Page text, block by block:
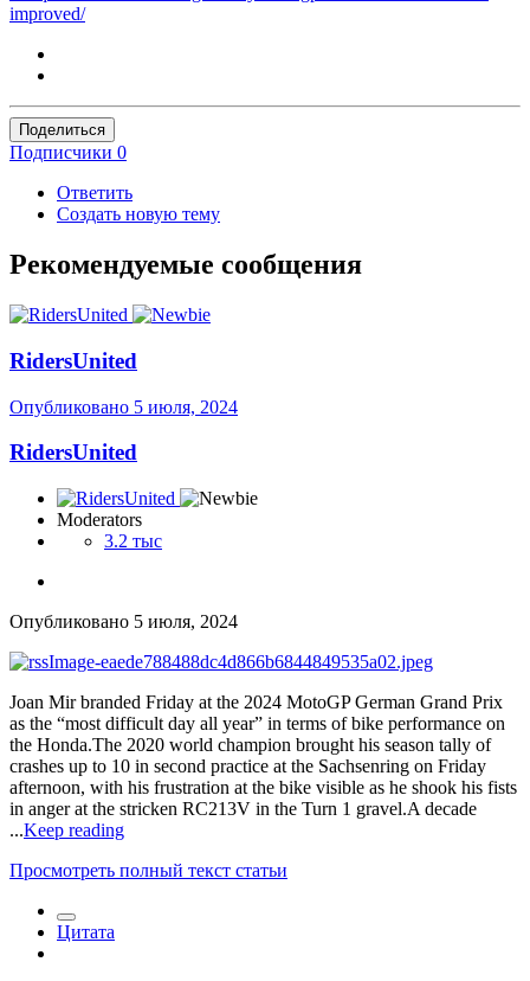
improved/
Поделиться
Подписчики 0
Ответить
Создать новую тему
Рекомендуемые сообщения
RidersUnited
Опубликовано 5 июля, 2024
RidersUnited
Moderators
3.2 тыс
Опубликовано 5 июля, 2024
Joan Mir branded Friday at the 2024 MotoGP German Grand Prix
as the “most difficult day all year” in terms of bike performance on
the Honda.The 2020 world champion brought his season tally of
crashes up to 10 in second practice at the Sachsenring on Friday
afternoon, with his frustration at the bike visible as he shook his fists
in anger at the stricken RC213V in the Turn 1 gravel.A decade
...Keep reading
Просмотреть полный текст статьи
Цитата